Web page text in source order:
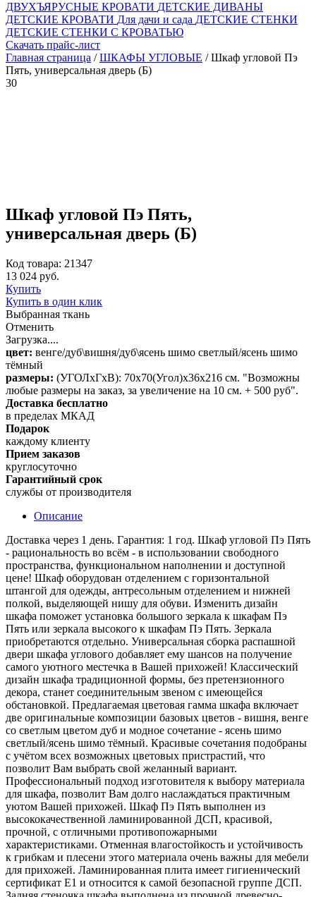
ДВУХЪЯРУСНЫЕ КРОВАТИ ДЕТСКИЕ ДИВАНЫ
ДЕТСКИЕ КРОВАТИ Для дачи и сада ДЕТСКИЕ СТЕНКИ
ДЕТСКИЕ СТЕНКИ С КРОВАТЬЮ
Скачать прайс-лист
Главная страница /ШКАФЫ УГЛОВЫЕ / Шкаф угловой Пэ
Пять, универсальная дверь (Б)
30
Шкаф угловой Пэ Пять,
универсальная дверь (Б)
Код товара: 21347
13 024 руб.
Купить
Купить в один клик
Выбранная ткань
Отменить
Загрузка....
цвет: венге/дуб\вишня/дуб\ясень шимо светлый/ясень шимо
тёмный
размеры: (УГОЛхГхВ): 70х70(Угол)х36х216 см. "Возможны
любые размеры на заказ, за увеличение на 10 см. + 500 руб".
Доставка бесплатно
в пределах МКАД
Подарок
каждому клиенту
Прием заказов
круглосуточно
Гарантийный срок
службы от производителя
Описание
Доставка через 1 день. Гарантия: 1 год. Шкаф угловой Пэ Пять
- рациональность во всём - в использовании свободного
пространства, функциональном наполнении и доступной
цене! Шкаф оборудован отделением с горизонтальной
штангой для одежды, антресольным отделением и нижней
полкой, выделяющей нишу для обуви. Изменить дизайн
шкафа поможет установка большого зеркала к шкафам Пэ
Пять или зеркала высокого к шкафам Пэ Пять. Зеркала
приобретаются отдельно. Универсальная сборка распашной
двери шкафа углового добавляет ему шансов на получение
самого уютного местечка в Вашей прихожей! Классический
дизайн шкафа традиционной формы, без претензионного
декора, станет соединительным звеном с имеющейся
обстановкой. Предлагаемая цветовая гамма шкафа включает
две оригинальные композиции базовых цветов - вишня, венге
со светлым цветом дуб и модное сочетание - ясень шимо
светлый/ясень шимо тёмный. Красивые сочетания подобраны
с учётом всех возможных цветовых пристрастий, что
позволит Вам выбрать свой желанный вариант.
Профессиональный подход изготовителя к выбору материала
для шкафа, позволит Вам долго наслаждаться практичным
уютом Вашей прихожей. Шкаф Пэ Пять выполнен из
высококачественной ламинированной ДСП, красивой,
прочной, с отличными противопожарными
характеристиками. Отменная влагостойкость и устойчивость
к грибкам и плесени этого материала очень важны для мебели
для прихожей. Ламинированная плита имеет гигиенический
сертификат Е1 и относится к самой безопасной группе ДСП.